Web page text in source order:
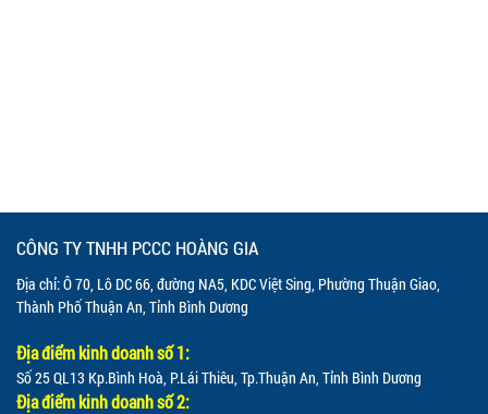
CÔNG TY TNHH PCCC HOÀNG GIA
Địa chỉ: Ô 70, Lô DC 66, đường NA5, KDC Việt Sing, Phường Thuận Giao,
Thành Phố Thuận An, Tỉnh Bình Dương
Địa điểm kinh doanh số 1:
Số 25 QL13 Kp.Bình Hoà, P.Lái Thiêu, Tp.Thuận An, Tỉnh Bình Dương
Địa điểm kinh doanh số 2: